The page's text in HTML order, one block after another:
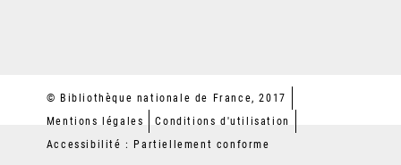
© Bibliothèque nationale de France, 2017
Mentions légales
Conditions d'utilisation
Accessibilité : Partiellement conforme